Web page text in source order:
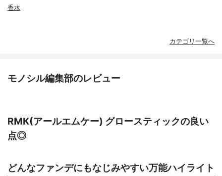
香水
カテゴリ一覧へ
モノシル編集部のレビュー
RMK(アールエムケー) グロースティックの良い
点◎
どんなファンデにもなじみやすい万能ハイライト